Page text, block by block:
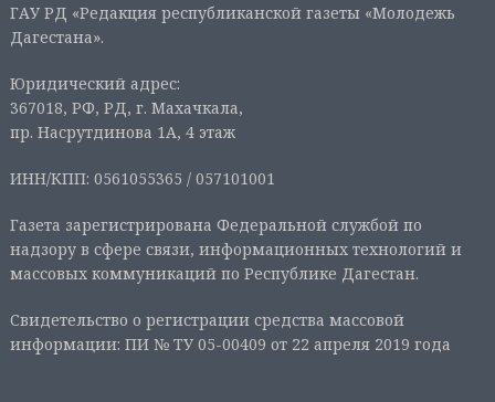
ГАУ РД «Редакция республиканской газеты «Молодежь
Дагестана».
Юридический адрес:
367018, РФ, РД, г. Махачкала,
пр. Насрутдинова 1А, 4 этаж
ИНН/КПП: 0561055365 / 057101001
Газета зарегистрирована Федеральной службой по
надзору в сфере связи, информационных технологий и
массовых коммуникаций по Республике Дагестан.
Свидетельство о регистрации средства массовой
информации: ПИ № ТУ 05-00409 от 22 апреля 2019 года